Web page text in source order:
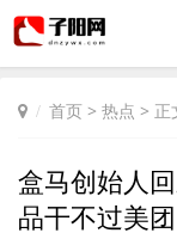
首页 > 热点 > 正
盒马创始人
品干不过美